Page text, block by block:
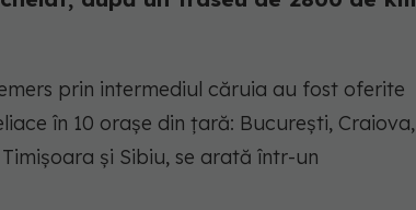
prin intermediul căruia au fost oferite
în 10 orașe din țară: București, Craiova,
și Sibiu, se arată într-un